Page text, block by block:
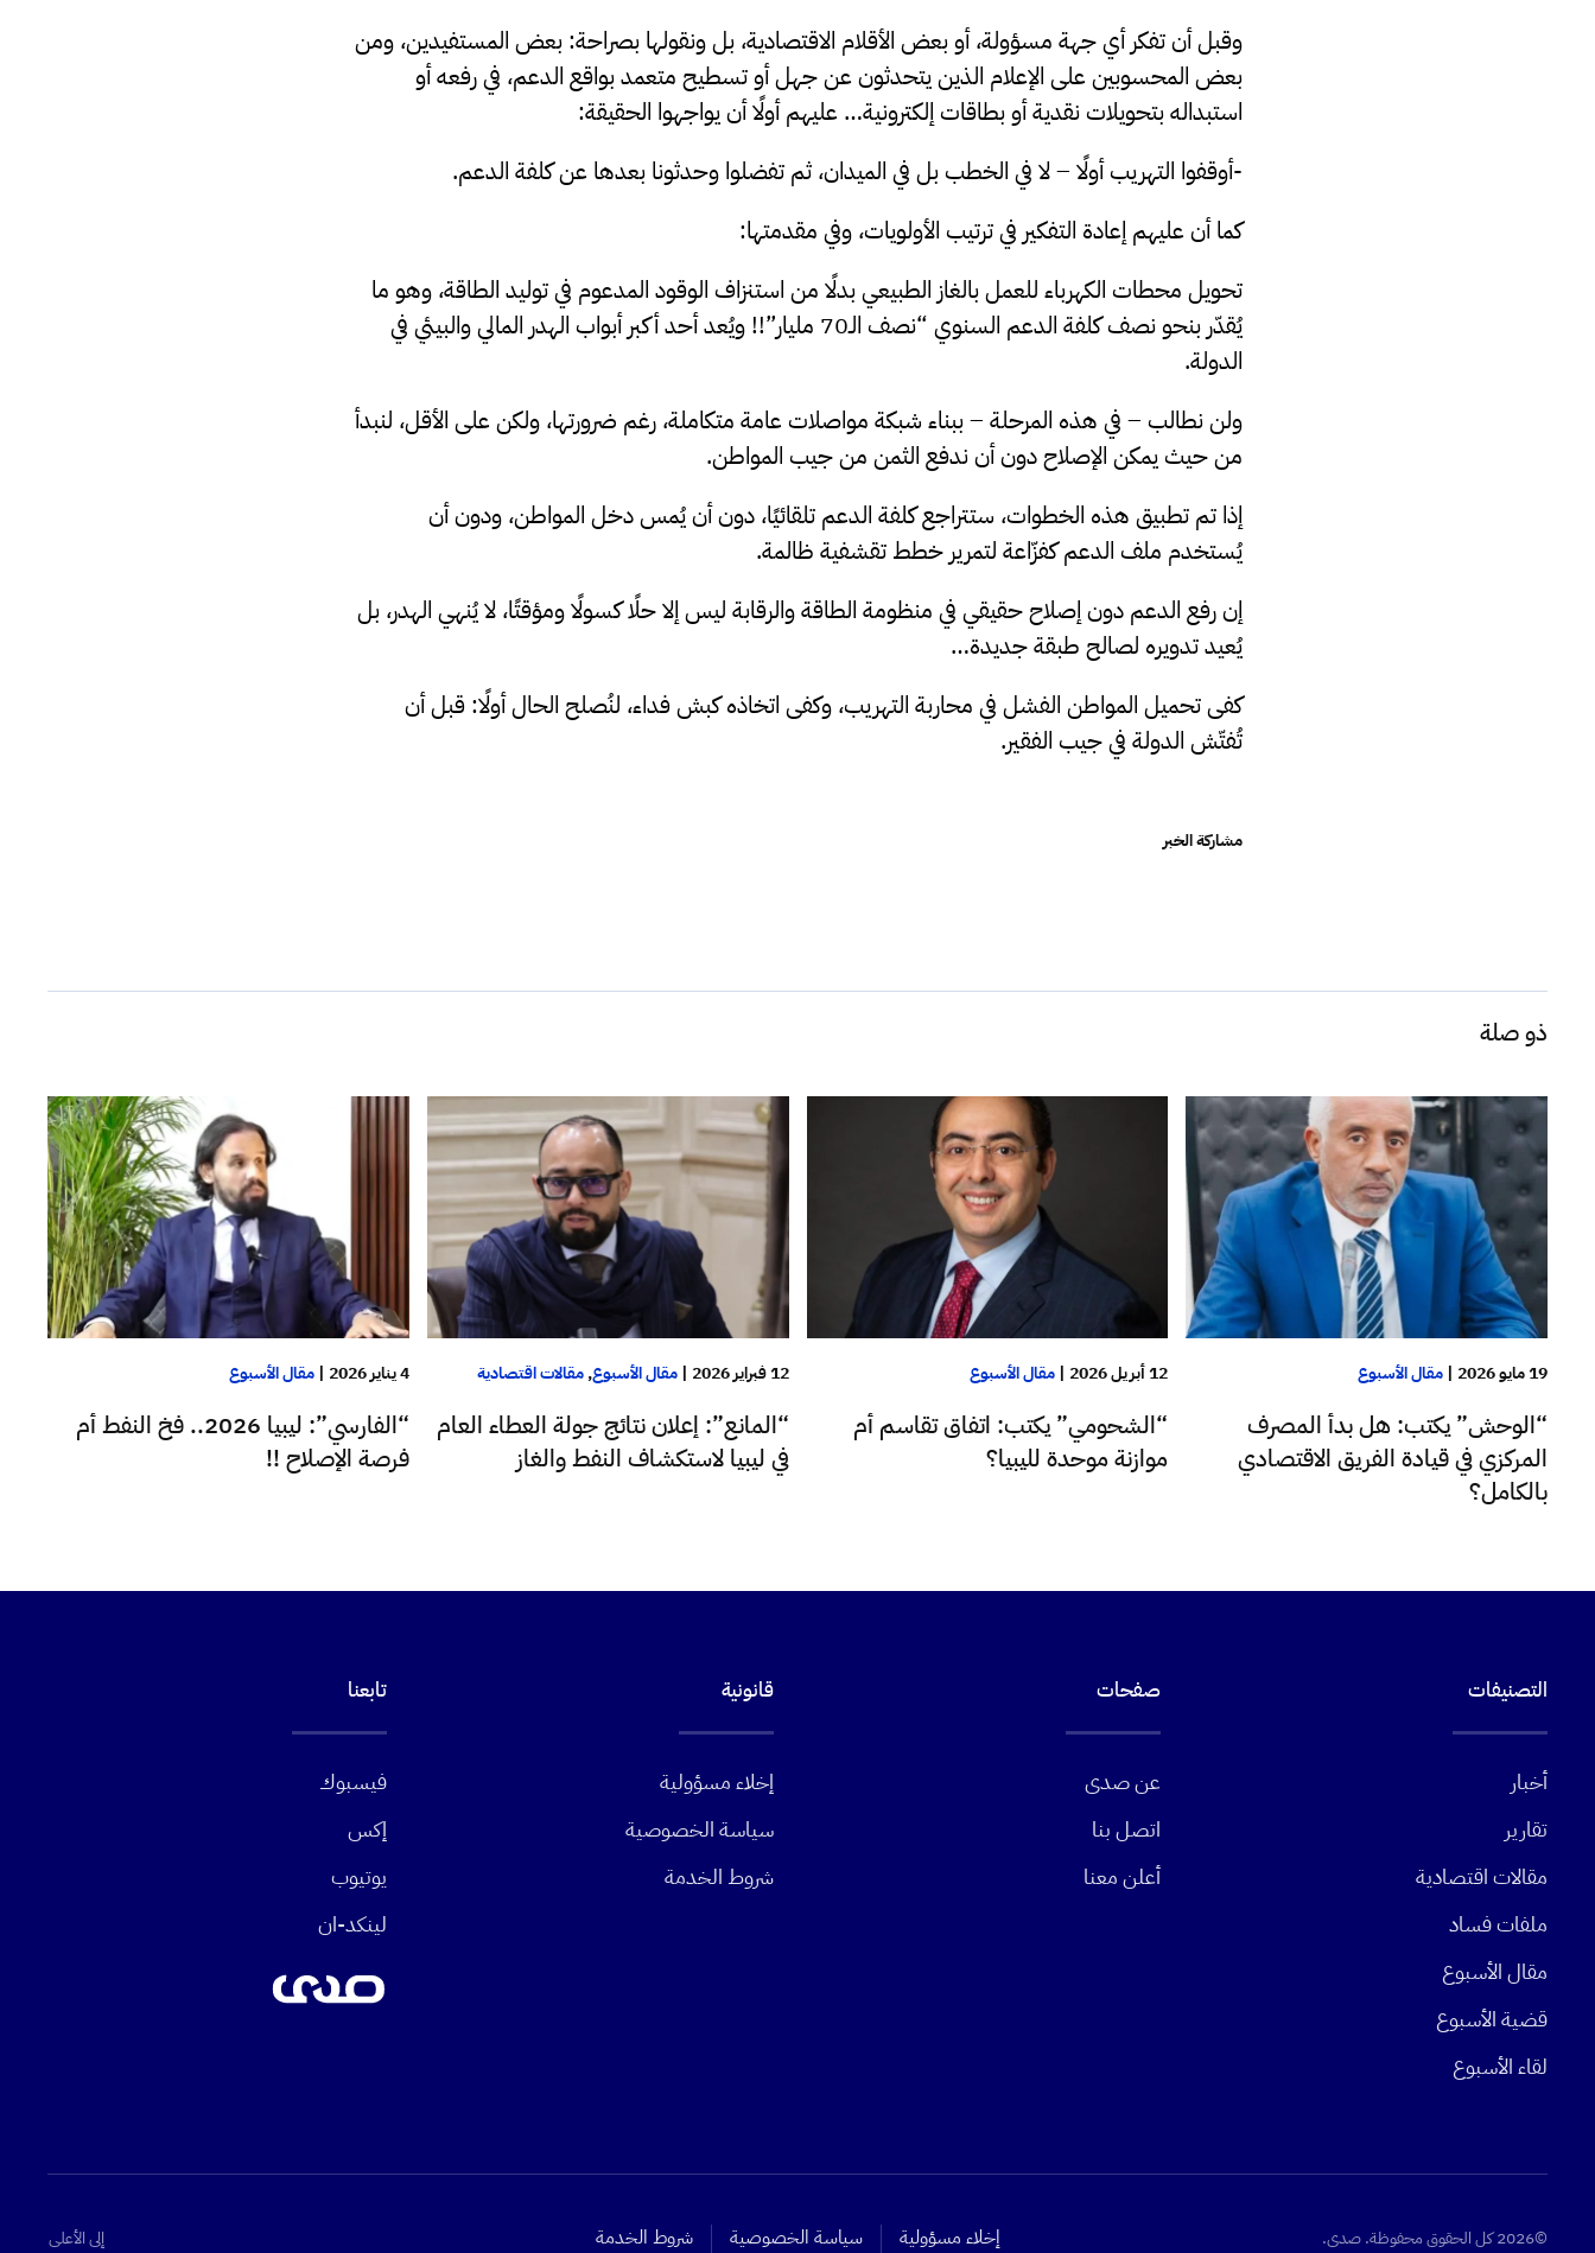
وقبل أن تفكر أي جهة مسؤولة، أو بعض الأقلام الاقتصادية، بل ونقولها بصراحة: بعض المستفيدين، ومن
بعض المحسوبين على الإعلام الذين يتحدثون عن جهل أو تسطيح متعمد بواقع الدعم، في رفعه أو
استبداله بتحويلات نقدية أو بطاقات إلكترونية… عليهم أولًا أن يواجهوا الحقيقة:
-أوقفوا التهريب أولًا – لا في الخطب بل في الميدان، ثم تفضلوا وحدثونا بعدها عن كلفة الدعم.
كما أن عليهم إعادة التفكير في ترتيب الأولويات، وفي مقدمتها:
تحويل محطات الكهرباء للعمل بالغاز الطبيعي بدلًا من استنزاف الوقود المدعوم في توليد الطاقة، وهو ما
يُقدّر بنحو نصف كلفة الدعم السنوي “نصف الـ70 مليار”!! ويُعد أحد أكبر أبواب الهدر المالي والبيئي في
الدولة.
ولن نطالب – في هذه المرحلة – ببناء شبكة مواصلات عامة متكاملة، رغم ضرورتها، ولكن على الأقل، لنبدأ
من حيث يمكن الإصلاح دون أن ندفع الثمن من جيب المواطن.
إذا تم تطبيق هذه الخطوات، ستتراجع كلفة الدعم تلقائيًا، دون أن يُمس دخل المواطن، ودون أن
يُستخدم ملف الدعم كفزّاعة لتمرير خطط تقشفية ظالمة.
إن رفع الدعم دون إصلاح حقيقي في منظومة الطاقة والرقابة ليس إلا حلًا كسولًا ومؤقتًا، لا يُنهي الهدر، بل
يُعيد تدويره لصالح طبقة جديدة…
كفى تحميل المواطن الفشل في محاربة التهريب، وكفى اتخاذه كبش فداء، لنُصلح الحال أولًا: قبل أن
تُفتّش الدولة في جيب الفقير.
مشاركة الخبر
ذو صلة
19 مايو 2026 | مقال الأسبوع
“الوحش” يكتب: هل بدأ المصرف
المركزي في قيادة الفريق الاقتصادي
بالكامل؟
12 أبريل 2026 | مقال الأسبوع
“الشحومي” يكتب: اتفاق تقاسم أم
موازنة موحدة لليبيا؟
12 فبراير 2026 |مقال الأسبوع,مقالات اقتصادية
“المانع”: إعلان نتائج جولة العطاء العام
في ليبيا لاستكشاف النفط والغاز
4 يناير 2026 |مقال الأسبوع
“الفارسي”: ليبيا 2026.. فخ النفط أم
فرصة الإصلاح !!
التصنيفات
أخبار
تقارير
مقالات اقتصادية
ملفات فساد
مقال الأسبوع
قضية الأسبوع
لقاء الأسبوع
صفحات
عن صدى
اتصل بنا
أعلن معنا
قانونية
إخلاء مسؤولية
سياسة الخصوصية
شروط الخدمة
تابعنا
فيسبوك
إكس
يوتيوب
لينكد-ان
©2026 كل الحقوق محفوظة. صدى. إخلاء مسؤولية سياسة الخصوصية شروط الخدمة إلى الأعلى